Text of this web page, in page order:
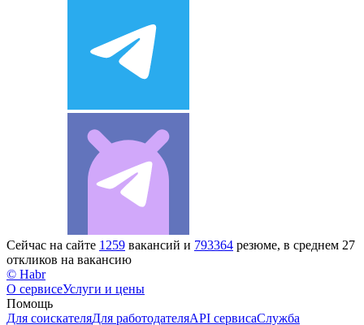
Сейчас на сайте 1259 вакансий и 793364 резюме, в среднем 27
откликов на вакансию
© Habr
О сервисеУслуги и цены
Помощь
Для соискателяДля работодателяAPI сервисаСлужба